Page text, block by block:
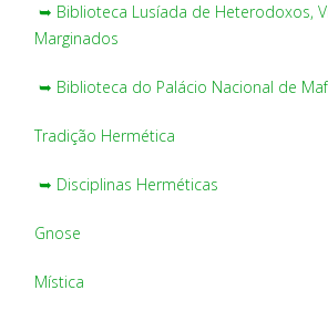
➥ Biblioteca Lusíada de Heterodoxos,
Marginados
➥ Biblioteca do Palácio Nacional de
Tradição Hermética
➥ Disciplinas Herméticas
Gnose
Mística